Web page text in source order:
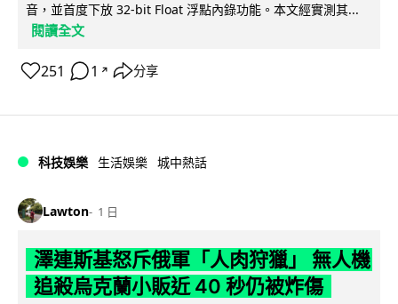
音，並首度下放 32-bit Float 浮點內錄功能。本文經實測其...
閱讀全文
251 1 ↗ 分享
科技娛樂 生活娛樂 城中熱話
Lawton 1 日
澤連斯基怒斥俄軍「人肉狩獵」 無人機
追殺烏克蘭小販近 40 秒仍被炸傷